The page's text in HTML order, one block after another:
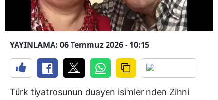
YAYINLAMA: 06 Temmuz 2026 - 10:15
Türk tiyatrosunun duayen isimlerinden Zihni